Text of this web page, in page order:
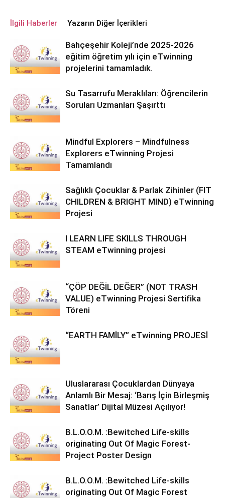
İlgili Haberler Yazarın Diğer İçerikleri
Bahçeşehir Koleji’nde 2025-2026
eğitim öğretim yılı için eTwinning
projelerini tamamladık.
Su Tasarrufu Meraklıları: Öğrencilerin
Soruları Uzmanları Şaşırttı
Mindful Explorers – Mindfulness
Explorers eTwinning Projesi
Tamamlandı
Sağlıklı Çocuklar & Parlak Zihinler (FIT
CHILDREN & BRIGHT MIND) eTwinning
Projesi
I LEARN LIFE SKILLS THROUGH
STEAM eTwinning projesi
“ÇÖP DEĞİL DEĞER” (NOT TRASH
VALUE) eTwinning Projesi Sertifika
Töreni
“EARTH FAMİLY” eTwinning PROJESİ
Uluslararası Çocuklardan Dünyaya
Anlamlı Bir Mesaj: ‘Barış İçin Birleşmiş
Sanatlar’ Dijital Müzesi Açılıyor!
B.L.O.O.M. :Bewitched Life-skills
originating Out Of Magic Forest-
Project Poster Design
B.L.O.O.M. :Bewitched Life-skills
originating Out Of Magic Forest